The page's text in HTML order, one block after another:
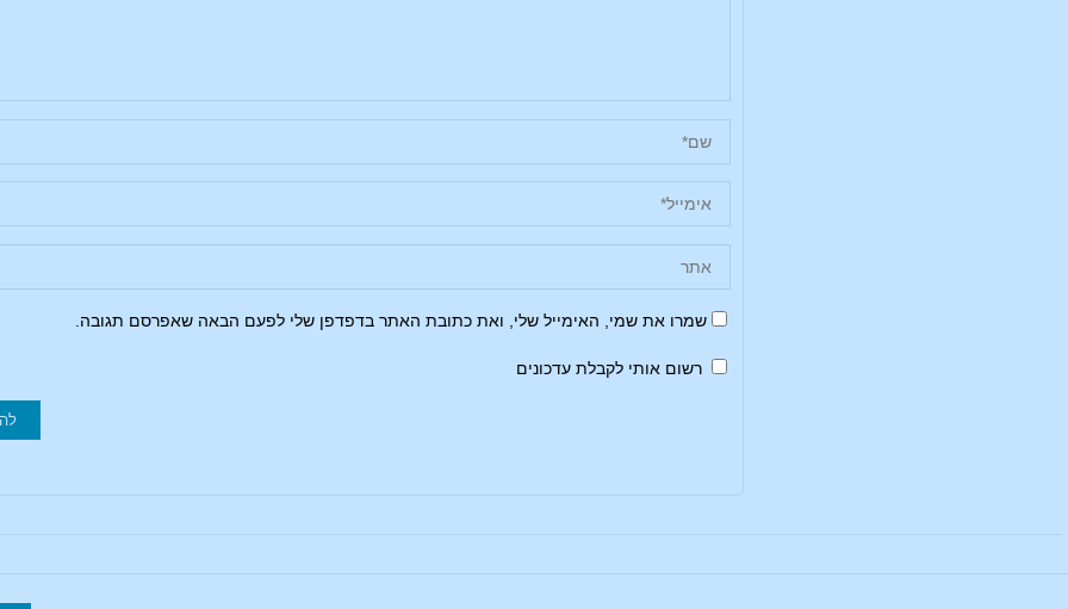
שמרו את שמי, האימייל שלי, ואת כתובת האתר בדפדפן שלי לפעם הבאה שאפרסם תגובה.
רשום אותי לקבלת עדכונים